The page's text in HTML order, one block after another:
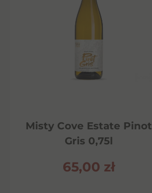
Misty Cove Estate Pinot
Gris 0,75l
65,00 zł